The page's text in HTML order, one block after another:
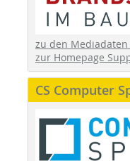
zu den Mediadaten
zur Homepage
CS Computer